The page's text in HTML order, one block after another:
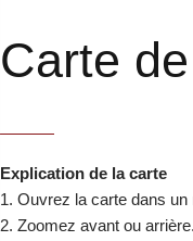
Carte
Explication de la carte
1. Ouvrez la carte dans un
2. Zoomez avant ou arrière.